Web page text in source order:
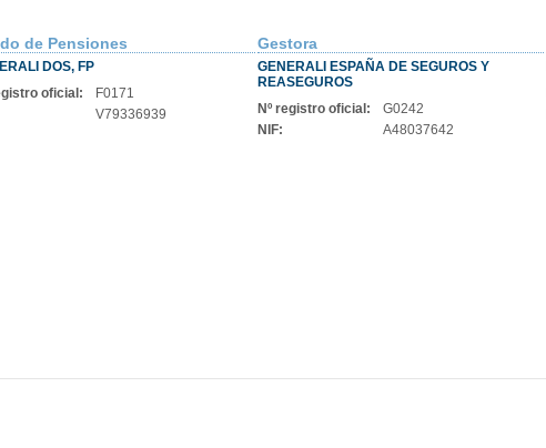
de Pensiones
DOS, FP
oficial:
F0171
V79336939
Gestora
GENERALI ESPAÑA DE SEGUROS Y
REASEGUROS
Nº registro oficial:
G0242
NIF:
A48037642